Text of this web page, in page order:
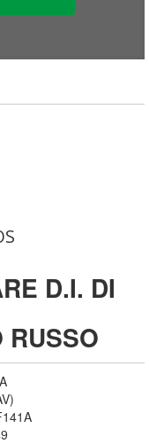
D.I. DI
RUSSO
)